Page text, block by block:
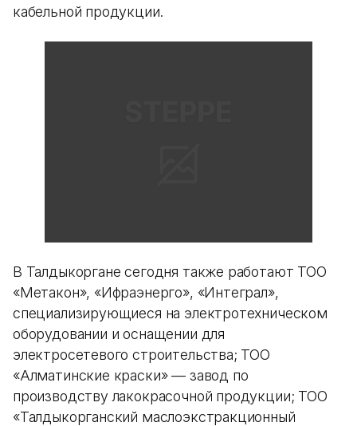
кабельной продукции.
В Талдыкоргане сегодня также работают ТОО
«Метакон», «Ифраэнерго», «Интеграл»,
специализирующиеся на электротехническом
оборудовании и оснащении для
электросетевого строительства; ТОО
«Алматинские краски» — завод по
производству лакокрасочной продукции; ТОО
«Талдыкорганский маслоэкстракционный